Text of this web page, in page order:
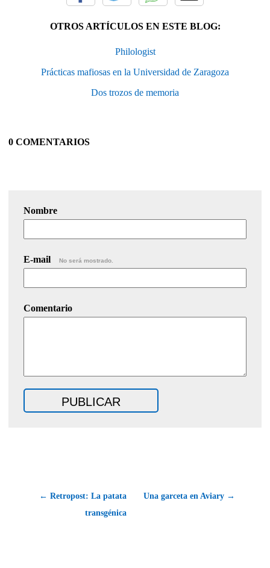
OTROS ARTÍCULOS EN ESTE BLOG:
Philologist
Prácticas mafiosas en la Universidad de Zaragoza
Dos trozos de memoria
0 COMENTARIOS
Nombre
E-mail No será mostrado.
Comentario
← Retropost: La patata
transgénica
Una garceta en Aviary →